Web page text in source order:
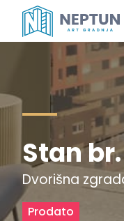
Stan
Dvorišna
Prodato